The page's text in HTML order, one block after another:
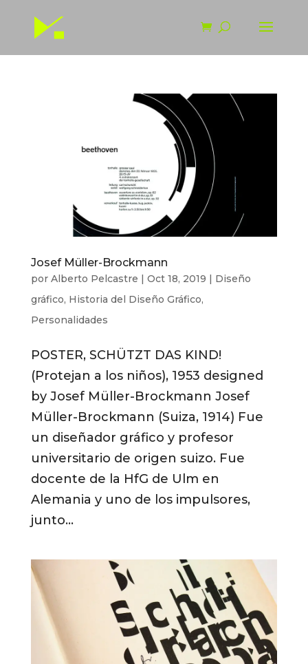
Josef Müller-Brockmann
por Alberto Pelcastre Oct 18, 2019
Diseño
gráfico, Historia del Diseño Gráfico,
Personalidades
POSTER, SCHÜTZT DAS KIND!
(Protejan a los niños), 1953 designed
by Josef Müller-Brockmann Josef
Müller-Brockmann (Suiza, 1914) Fue
un diseñador gráfico y profesor
universitario de origen suizo. Fue
docente de la HfG de Ulm en
Alemania y uno de los impulsores,
junto...